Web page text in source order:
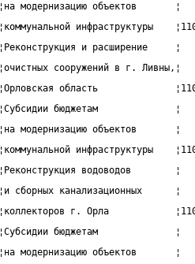
¦на модернизацию объектов
¦коммунальной инфраструктуры
¦Реконструкция и
¦очистных сооружений в г.
¦Орловская область
¦Субсидии бюджетам
¦на модернизацию объектов
¦коммунальной инфраструктуры
¦Реконструкция водоводов
¦и сборных
¦коллекторов г. Орла
¦Субсидии бюджетам
¦на модернизацию объектов